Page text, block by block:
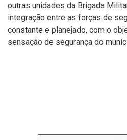
outras unidades da Brigada
integração entre as forças de
constante e planejado, com o
sensação de segurança do